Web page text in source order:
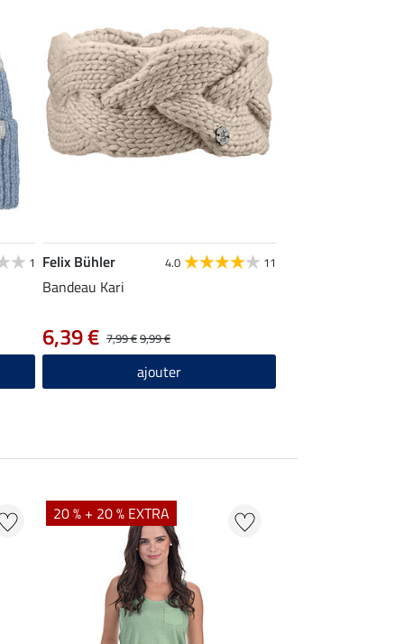
1 Felix Bühler 4.0 11
Bandeau Kari
7,99 €9,99 €
6,39 €
ajouter
20 % + 20 % EXTRA